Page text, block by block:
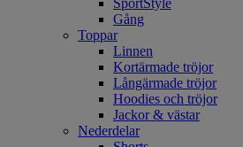
SportStyle
Gång
Toppar
Linnen
Kortärmade tröjor
Långärmade tröjor
Hoodies och tröjor
Jackor & västar
Nederdelar